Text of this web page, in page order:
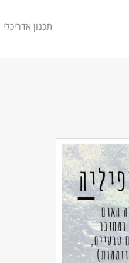
תכנון אדריכלי